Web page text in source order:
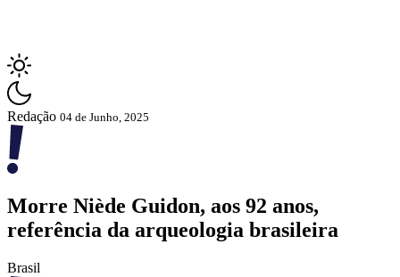
Redação 04 de Junho, 2025
Morre Niède Guidon, aos 92 anos,
referência da arqueologia brasileira
Brasil